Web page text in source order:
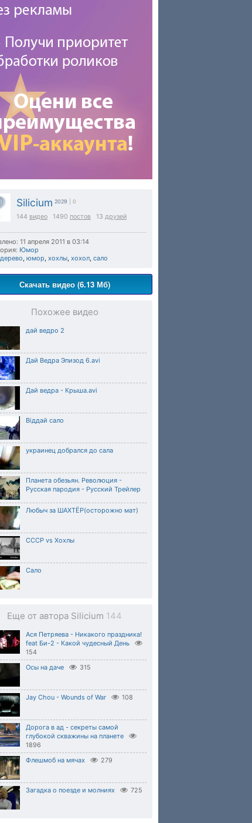
Silicium 2029 | 0
144 видео 1490 постов 13 друзей
11 апреля 2011 в 03:14
Юмор
дерево, юмор, хохлы, хохол, сало
Скачать видео (6.13 Мб)
Похожее видео
дай ведро 2
Дай Ведра Эпизод 6.avi
Дай ведра - Крыша.avi
Віддай сало
украинец добрался до сала
Планета обезьян. Революция -
Русская пародия - Русский Трейлер
Любыч за ШАХТЁР(осторожно мат)
СССР vs Хохлы
Сало
Еще от автора Silicium 144
Ася Петряева - Никакого праздника!
feat Би-2 - Какой чудесный День
154
Осы на даче 315
Jay Chou - Wounds of War 108
Дорога в ад - секреты самой
глубокой скважины на планете
1896
Флешмоб на мячах 279
Загадка о поезде и молниях 725